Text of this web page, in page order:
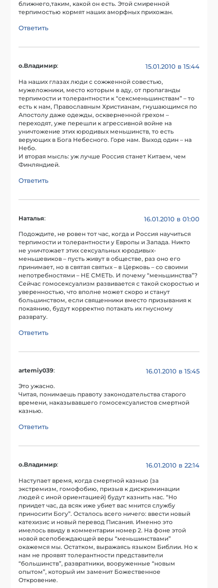
ближнего,таким, какой он есть. Этой смиренной
терпимостью кормят наших аморфных прихожан.
Ответить
о.Владимир: 15.01.2010 в 15:44
На наших глазах люди с сожженной совестью,
мужеложники, место которым в аду, от пропаганды
терпимости и толерантности к “сексменьшинствам” – то
есть к нам, Православным Христианам, гнушающимся по
Апостолу даже одежды, оскверненной грехом –
переходят, уже перешли к агрессивной войне на
уничтожение этих юродивых меньшинств, то есть
верующих в Бога Небесного. Горе нам. Выход один – на
Небо.
И вторая мысль: уж лучше Россия станет Китаем, чем
Финляндией.
Ответить
Наталья: 16.01.2010 в 01:00
Подождите, не ровен тот час, когда и Россия научиться
терпимости и толерантности у Европы и Запада. Никто
не уничтожает этих сексуальных юродивых-
меньшевиков – пусть живут в обществе, раз оно его
принимает, но в святая святых – в Церковь – со своими
непотребностями – НЕ СМЕТЬ. И почему “меньшинства”?
Сейчас гомосексуализм развивается с такой скоростью и
уверенностью, что вполне может скоро и станут
большинством, если священники вместо призывания к
покаянию, будут корректно потакать их гнусному
разврату.
Ответить
artemiy039: 16.01.2010 в 15:45
Это ужасно.
Читая, понимаешь правоту законодательства старого
времени, наказывавшего гомосексуалистов смертной
казнью.
Ответить
о.Владимир: 16.01.2010 в 22:14
Наступает время, когда смертной казнью (за
экстремизм, гомофобию, призыв к дискриминации
людей с иной ориентацией) будут казнить нас. “Но
приидет час, да всяк иже убиет вас мнится службу
приносити Богу”. Осталось всего ничего: ввести новый
катехизис и новый перевод Писания. Именно это
имелось ввиду в комментарии номер 2. На фоне этой
новой всепобеждающей веры “меньшинствами”
окажемся мы. Остатком, выражаясь языком Библии. Но к
нам не проявят толерантности представители
“большинств”, развратники, вооруженные “новым
опытом”, который им заменит Божественное
Откровение.